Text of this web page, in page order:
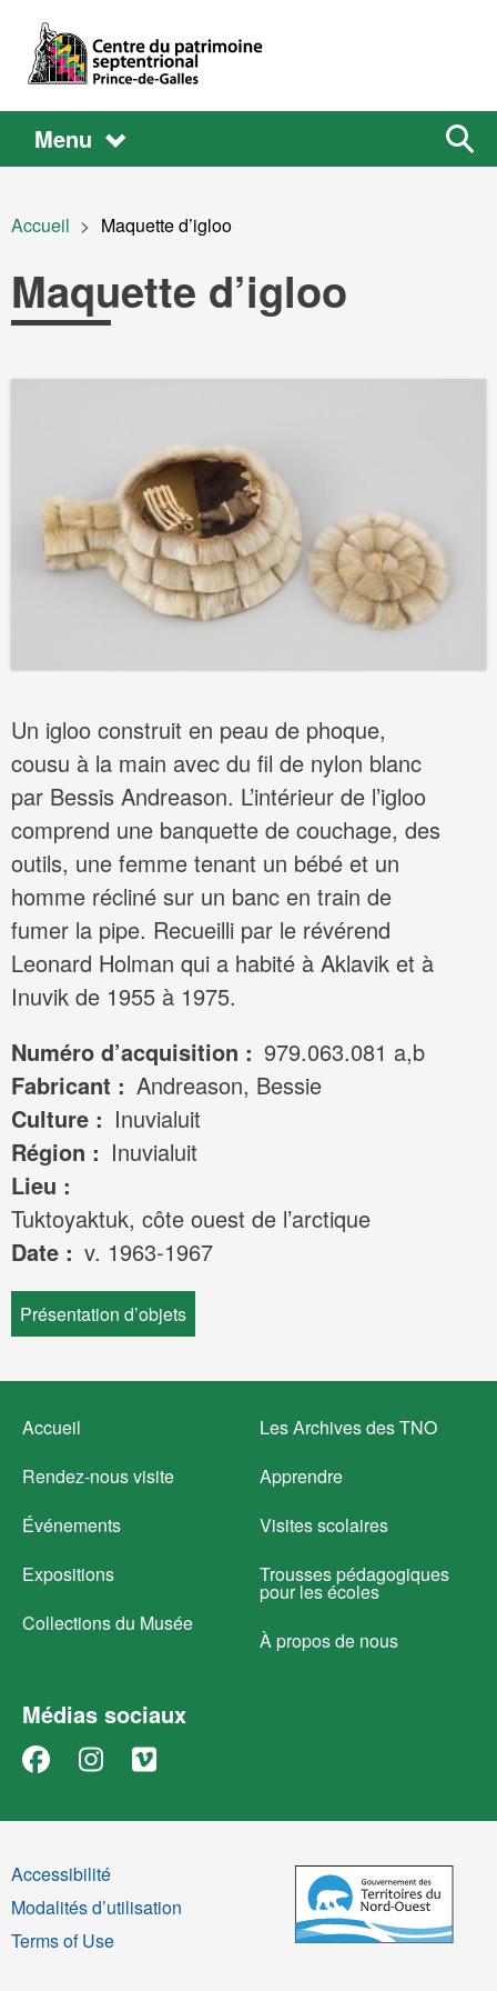
Aller au contenu principal
Main
Main
Menu
the
site
Fil d'Ariane
Accueil Current:
Maquette d’igloo
Maquette d’igloo
Un igloo construit en peau de phoque,
cousu à la main avec du fil de nylon blanc
par Bessis Andreason. L’intérieur de l’igloo
comprend une banquette de couchage, des
outils, une femme tenant un bébé et un
homme récliné sur un banc en train de
fumer la pipe. Recueilli par le révérend
Leonard Holman qui a habité à Aklavik et à
Inuvik de 1955 à 1975.
Numéro d’acquisition
979.063.081 a,b
Fabricant
Andreason, Bessie
Culture
Inuvialuit
Région
Inuvialuit
Lieu
Tuktoyaktuk, côte ouest de l’arctique
Date
v. 1963-1967
Présentation d’objets
Footer
menu
Accueil
Rendez-nous visite
Événements
Expositions
Collections du Musée
Les Archives des TNO
Apprendre
Visites scolaires
Trousses pédagogiques
pour les écoles
À propos de nous
Médias sociaux
Facebook
Instagram
Vimeo
Sub
Footer
Accessibilité
Modalités d’utilisation
Terms of Use